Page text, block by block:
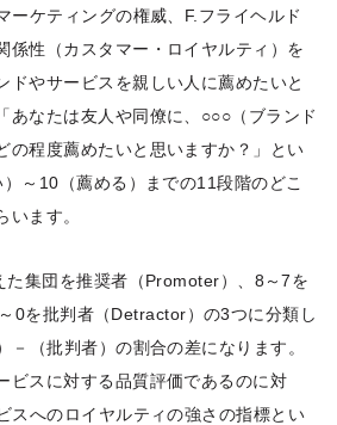
ーケティングの権威、F.フライヘルド
係性（カスタマー・ロイヤルティ）を
ドやサービスを親しい人に薦めたいと
あなたは友人や同僚に、○○○（ブランド
の程度薦めたいと思いますか？」とい
～10（薦める）までの11段階のどこ
います。
た集団を推奨者（Promoter）、8～7を
0を批判者（Detractor）の3つに分類し
－（批判者）の割合の差になります。
ビスに対する品質評価であるのに対
スへのロイヤルティの強さの指標とい